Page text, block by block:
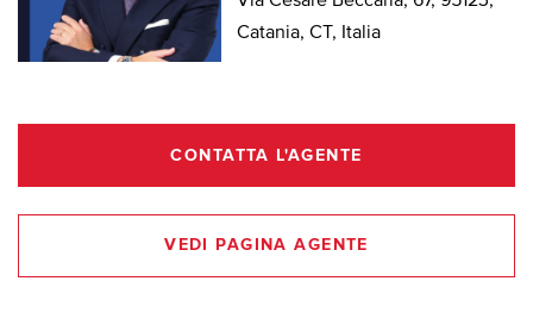
Catania, CT, Italia
CONTATTA L'AGENTE
VEDI PAGINA AGENTE